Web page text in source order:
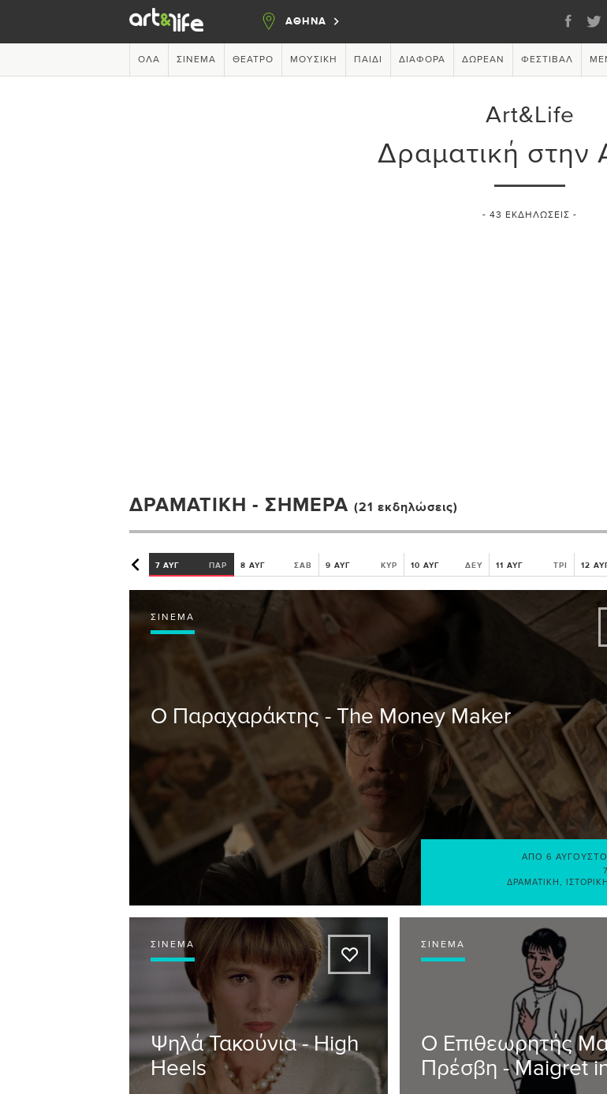
ΑΘΗΝΑ
ΌΛΑ ΣΙΝΕΜΆ ΘΈΑΤΡΟ ΜΟΥΣΙΚΉ ΠΑΙΔΊ ΔΙΆΦΟΡΑ ΔΩΡΕΆΝ ΦΕΣΤΙΒΆΛ
Art&Life
Δραματική στην
- 43 ΕΚΔΗΛΏΣΕΙΣ -
ΔΡΑΜΑΤΙΚΉ - ΣΉΜΕΡΑ (21 εκδηλώσεις)
7 ΑΥΓ ΠΑΡ 8 ΑΥΓ ΣΑΒ 9 ΑΥΓ ΚΥΡ 10 ΑΥΓ ΔΕΥ 11 ΑΥΓ ΤΡΙ 12
ΣΙΝΕΜΆ
Ο Παραχαράκτης - The Money Maker
ΑΠΌ 6
ΔΡΑΜΑΤΙΚΉ
ΙΣΤΟΡΙΚΉ
ΣΙΝΕΜΆ
A
Ψηλά Τακούνια - High
Heels
ΣΙΝΕΜΆ
Ο Επιθεωρητής
Πρέσβη - Maigret